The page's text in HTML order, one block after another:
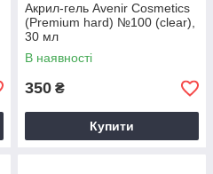
Акрил-гель Avenir Cosmetics
(Premium hard) №100 (clear),
30 мл
В наявності
350 ₴
Купити